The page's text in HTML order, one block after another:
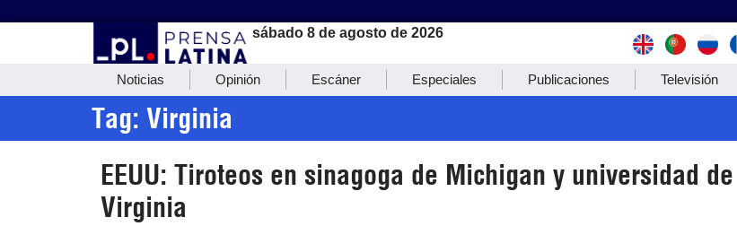
sábado 8 de agosto de 2026
Noticias Opinión Escáner Especiales Publicaciones Televisión
Tag: Virginia
EEUU: Tiroteos en sinagoga de Michigan y universidad de
Virginia